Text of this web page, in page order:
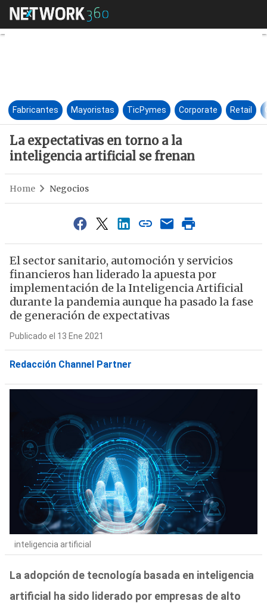
La expectativas en torno a
Fabricantes Mayoristas TicPymes Corporate Retail
La expectativas en torno a la
inteligencia artificial se frenan
Home Negocios
El sector sanitario, automoción y servicios
financieros han liderado la apuesta por
implementación de la Inteligencia Artificial
durante la pandemia aunque ha pasado la fase
de generación de expectativas
Publicado el 13 Ene 2021
Redacción Channel Partner
inteligencia artificial
La adopción de tecnología basada en inteligencia
artificial ha sido liderado por empresas de alto